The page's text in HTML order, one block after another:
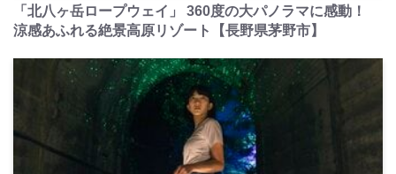
「北八ヶ岳ロープウェイ」 360度の大パノラマに感動！
涼感あふれる絶景高原リゾート【長野県茅野市】